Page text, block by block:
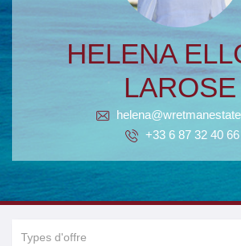
HELENA ELLGAR
LAROSE
+33 6 87 32 40 66
Types d'offre